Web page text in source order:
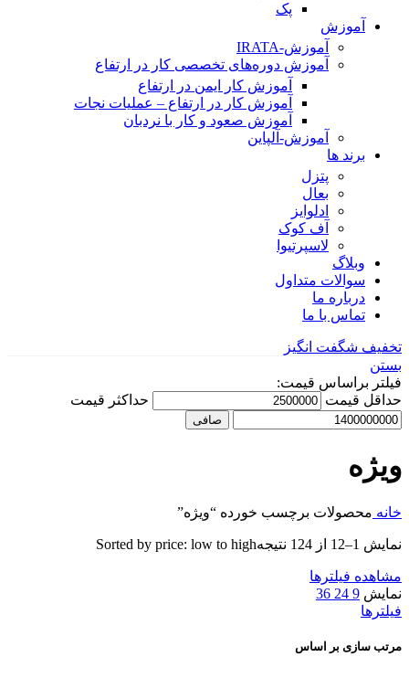
پک
آموزش
آموزش-IRATA
آموزش دوره‌های تخصصی کار در ارتفاع
آموزش کار ایمن در ارتفاع
آموزش کار در ارتفاع – عملیات نجات
آموزش صعود و کار با نردبان
آموزش-آلپاین
برند ها
پتزل
بعال
ادلوایز
آف کوک
لاسپرتیوا
وبلاگ
سوالات متداول
درباره ما
تماس با ما
تخفیف شگفت انگیز
بستن
فیلتر براساس قیمت:
حداقل قیمت
حداكثر قيمت
صافی
ویژه
خانه محصولات برچسب خورده “ویژه”
نمایش 1–12 از 124 نتیجه Sorted by price: low to high
مشاهده فیلترها
نمایش 9
24
36
فیلترها
مرتب سازی بر اساس